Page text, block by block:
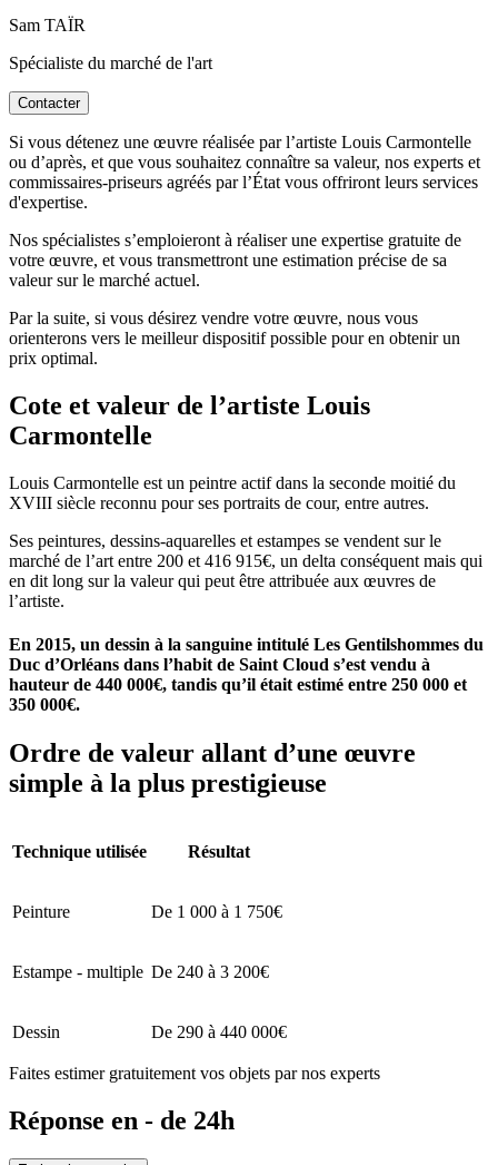
Sam TAÏR
Spécialiste du marché de l'art
Contacter
Si vous détenez une œuvre réalisée par l’artiste Louis Carmontelle
ou d’après, et que vous souhaitez connaître sa valeur, nos experts et
commissaires-priseurs agréés par l’État vous offriront leurs services
d'expertise.
Nos spécialistes s’emploieront à réaliser une expertise gratuite de
votre œuvre, et vous transmettront une estimation précise de sa
valeur sur le marché actuel.
Par la suite, si vous désirez vendre votre œuvre, nous vous
orienterons vers le meilleur dispositif possible pour en obtenir un
prix optimal.
Cote et valeur de l’artiste Louis
Carmontelle
Louis Carmontelle est un peintre actif dans la seconde moitié du
XVIII siècle reconnu pour ses portraits de cour, entre autres.
Ses peintures, dessins-aquarelles et estampes se vendent sur le
marché de l’art entre 200 et 416 915€, un delta conséquent mais qui
en dit long sur la valeur qui peut être attribuée aux œuvres de
l’artiste.
En 2015, un dessin à la sanguine intitulé Les Gentilshommes du
Duc d’Orléans dans l’habit de Saint Cloud s’est vendu à
hauteur de 440 000€, tandis qu’il était estimé entre 250 000 et
350 000€.
Ordre de valeur allant d’une œuvre
simple à la plus prestigieuse
Technique utilisée Résultat
Peinture De 1 000 à 1 750€
Estampe - multiple De 240 à 3 200€
Dessin De 290 à 440 000€
Faites estimer gratuitement vos objets par nos experts
Réponse en - de 24h